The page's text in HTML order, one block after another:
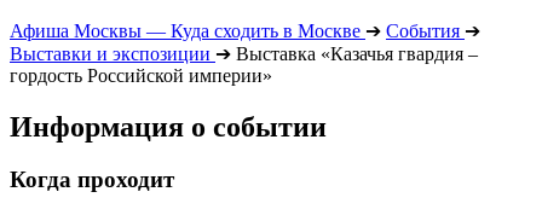
Афиша Москвы — Куда сходить в Москве ➔ События ➔
Выставки и экспозиции ➔ Выставка «Казачья гвардия –
гордость Российской империи»
Информация о событии
Когда проходит